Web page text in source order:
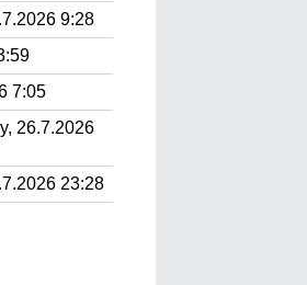
9:28
7:05
26.7.2026
23:28